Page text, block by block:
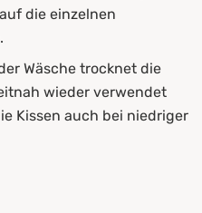
die einzelnen
Wäsche trocknet die
wieder verwendet
Kissen auch bei niedriger